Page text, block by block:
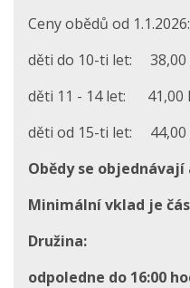
Ceny obědů od 1.1.2026:
děti do 10-ti let: 38,00
děti 11 - 14 let: 41,00
děti od 15-ti let: 44,00
Obědy se
Minimální vklad je
Družina:
odpoledne do 16:00